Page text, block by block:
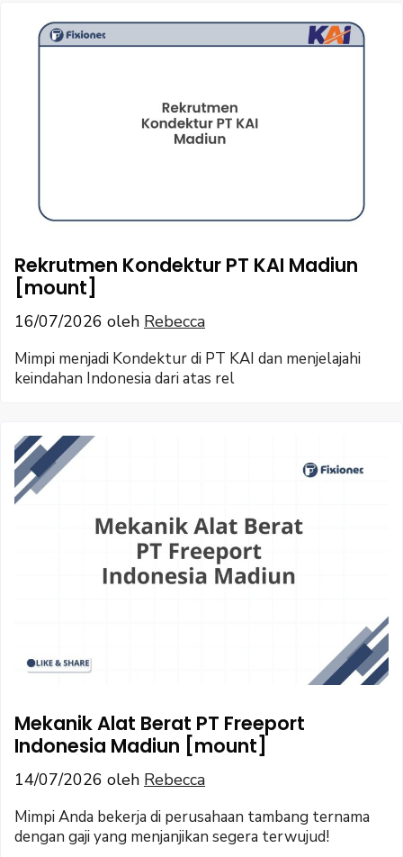
Rekrutmen Kondektur PT KAI Madiun
[mount]
16/07/2026 oleh Rebecca
Mimpi menjadi Kondektur di PT KAI dan menjelajahi
keindahan Indonesia dari atas rel
Mekanik Alat Berat PT Freeport
Indonesia Madiun [mount]
14/07/2026 oleh Rebecca
Mimpi Anda bekerja di perusahaan tambang ternama
dengan gaji yang menjanjikan segera terwujud!